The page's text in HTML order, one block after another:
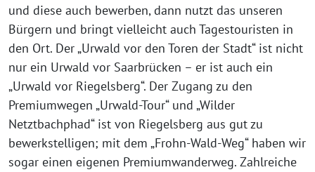
und diese auch bewerben, dann nutzt das unseren
Bürgern und bringt vielleicht auch Tagestouristen in
den Ort. Der „Urwald vor den Toren der Stadt“ ist nicht
nur ein Urwald vor Saarbrücken – er ist auch ein
„Urwald vor Riegelsberg“. Der Zugang zu den
Premiumwegen „Urwald-Tour“ und „Wilder
Netztbachphad“ ist von Riegelsberg aus gut zu
bewerkstelligen; mit dem „Frohn-Wald-Weg“ haben wir
sogar einen eigenen Premiumwanderweg. Zahlreiche